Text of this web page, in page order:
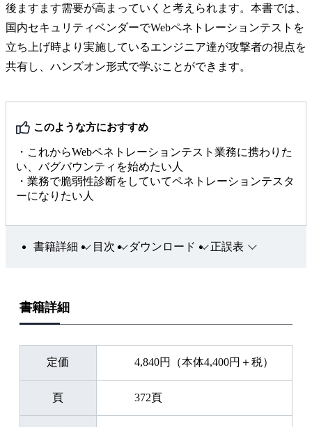
後ますます需要が高まっていくと考えられます。本書では、
国内セキュリティベンダーでWebペネトレーションテストを
立ち上げ時より実施しているエンジニア達が攻撃者の視点を
共有し、ハンズオン形式で学ぶことができます。
このような方におすすめ
・これからWebペネトレーションテスト業務に携わりた
い、バグバウンティを始めたい人
・業務で脆弱性診断をしていてペネトレーションテスタ
ーになりたい人
書籍詳細 目次 ダウンロード 正誤表
書籍詳細
定価 4,840円（本体4,400円＋税）
頁 372頁